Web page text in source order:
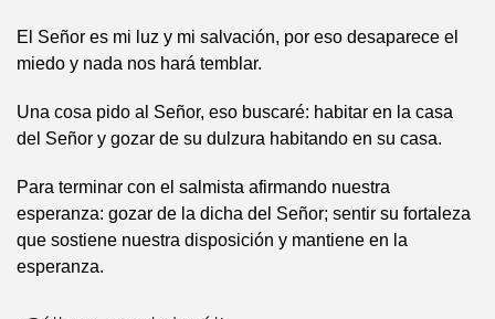
El Señor es mi luz y mi salvación, por eso desaparece el
miedo y nada nos hará temblar.
Una cosa pido al Señor, eso buscaré: habitar en la casa
del Señor y gozar de su dulzura habitando en su casa.
Para terminar con el salmista afirmando nuestra
esperanza: gozar de la dicha del Señor; sentir su fortaleza
que sostiene nuestra disposición y mantiene en la
esperanza.